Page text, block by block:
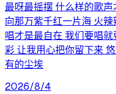
最呀最摇摆 什么样的歌
向那万紫千红一片海 火
唱才是最自在 我们要唱
彩 让我用心把你留下来
有的尘埃
2026/8/4